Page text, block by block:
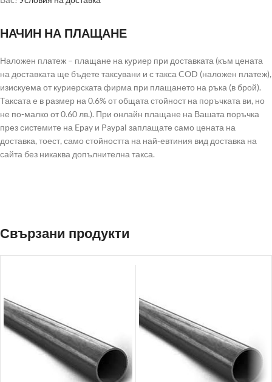
НАЧИН НА ПЛАЩАНЕ
Наложен платеж – плащане на куриер при доставката (към цената
на доставката ще бъдете таксувани и с такса COD (наложен платеж),
изискуема от куриерската фирма при плащането на ръка (в брой).
Таксата е в размер на 0.6% от общата стойност на поръчката ви, но
не по-малко от 0.60 лв.). При онлайн плащане на Вашата поръчка
през системите на Epay и Paypal заплащате само цената на
доставка, тоест, само стойността на най-евтиния вид доставка на
сайта без никаква допълнителна такса.
Свързани продукти